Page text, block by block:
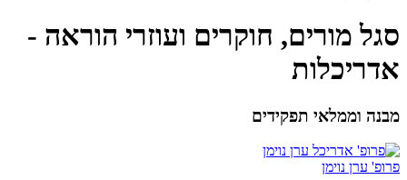
סגל מורים, חוקרים ועוזרי הוראה -
אדריכלות
מבנה וממלאי תפקידים
פרופ' ערן נוימן